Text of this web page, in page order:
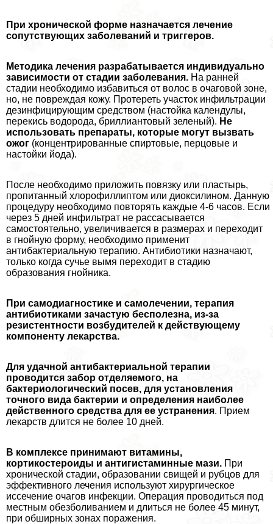
При хронической форме назначается лечение
сопутствующих заболеваний и триггеров.
Методика лечения разpaбатывается индивидуально
зависимости от стадии заболевания. На ранней
стадии необходимо избавиться от волос в очаговой зоне,
но, не повреждая кожу. Протереть участок инфильтрации
дезинфицирующим средством (настойка календулы,
перекись водорода, бриллиантовый зеленый). Не
использовать препараты, которые могут вызвать
ожог (концентрированные спиртовые, перцовые и
настойки йода).
После необходимо приложить повязку или пластырь,
пропитанный хлорофиллиптом или диоксилином. Данную
процедуру необходимо повторять каждые 4-6 часов. Если
через 5 дней инфильтрат не рассасывается
самостоятельно, увеличивается в размерах и переходит
в гнойную форму, необходимо применит
антибактериальную терапию. Антибиотики назначают,
только когда сучье вымя переходит в стадию
образования гнойника.
При самодиагностике и самолечении, терапия
антибиотиками зачастую бесполезна, из-за
резистентности возбудителей к действующему
компоненту лекарства.
Для удачной антибактериальной терапии
проводится забор отделяемого, на
бактериологический посев, для установления
точного вида бактерии и определения наиболее
действенного средства для ее устранения. Прием
лекарств длится не более 10 дней.
В комплексе принимают витамины,
кортикостероиды и антигистаминные мази. При
хронической стадии, образовании свищей и рубцов для
эффективного лечения используют хирургическое
иссечение очагов инфекции. Операция проводиться под
местным обезболиванием и длиться не более 45 минут,
при обширных зонах поражения.